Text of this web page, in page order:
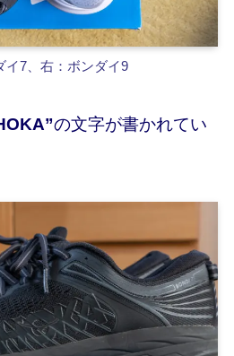
イ7、右：ボンダイ9
の文字が書かれてい